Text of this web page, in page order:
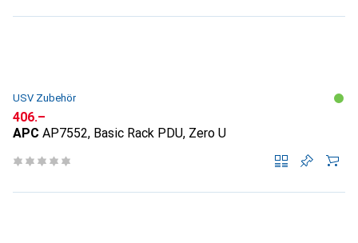
USV Zubehör
CHF
406.–
APC AP7552, Basic Rack PDU, Zero U